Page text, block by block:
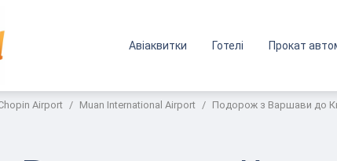
Авіаквитки Готелі Прокат
Airport Muan International Airport Подорож з Варшави до